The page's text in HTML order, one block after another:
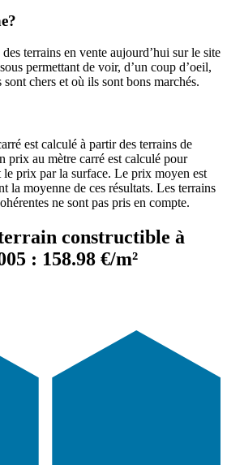
terrains en vente aujourd’hui sur le site
permettant de voir, d’un coup d’oeil,
sont chers et où ils sont bons marchés.
est calculé à partir des terrains de
prix au mètre carré est calculé pour
le prix par la surface. Le prix moyen est
la moyenne de ces résultats. Les terrains
ne sont pas pris en compte.
constructible à
: 158.98 €/m²